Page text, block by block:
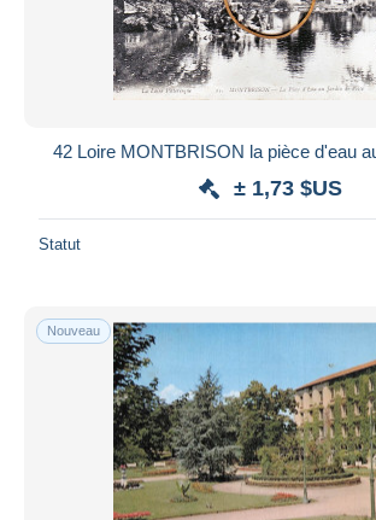
42 Loire MONTBRISON la pièce d'eau
± 1,73 $US
Statut
Nouveau